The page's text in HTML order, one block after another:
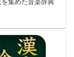
集めた音楽辞典